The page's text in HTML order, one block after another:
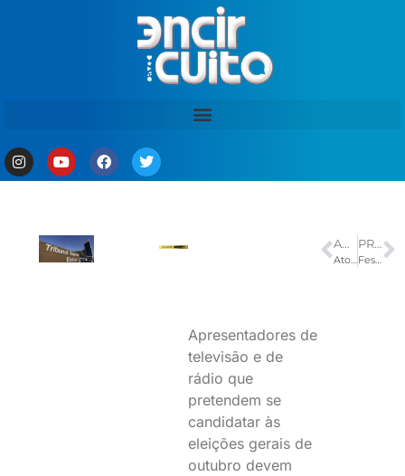
Apresentadores de
televisão e de
rádio que
pretendem se
candidatar às
eleições gerais de
outubro devem
ANTERIOR
Ato no Rio abre dia nacional para pressionar Senado pelo fim da 6×1
PRÓXIMO